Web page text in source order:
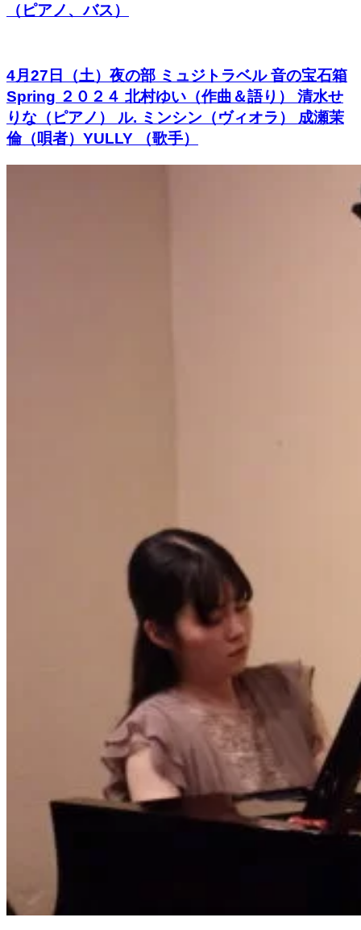
（ピアノ、バス）
4月27日（土）夜の部 ミュジトラベル 音の宝石箱
Spring ２０２４ 北村ゆい（作曲＆語り） 清水せ
りな（ピアノ） ル. ミンシン（ヴィオラ） 成瀬茉
倫（唄者）YULLY （歌手）